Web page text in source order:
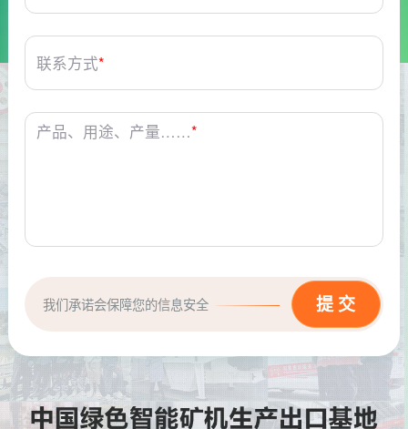
联系方式*
产品、用途、产量……*
我们承诺会保障您的信息安全